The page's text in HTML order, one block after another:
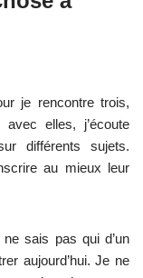
je rencontre trois,
elles, j’écoute
différents sujets.
au mieux leur
sais pas qui d’un
aujourd’hui. Je ne